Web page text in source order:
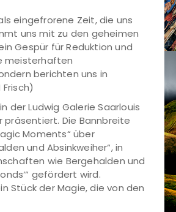
eingefrorene Zeit, die uns
uns mit zu den geheimen
Gespür für Reduktion und
meisterhaften
berichten uns in
der Ludwig Galerie Saarlouis
präsentiert. Die Bannbreite
Moments“ über
und Absinkweiher“, in
wie Bergehalden und
gefördert wird.
Stück der Magie, die von den